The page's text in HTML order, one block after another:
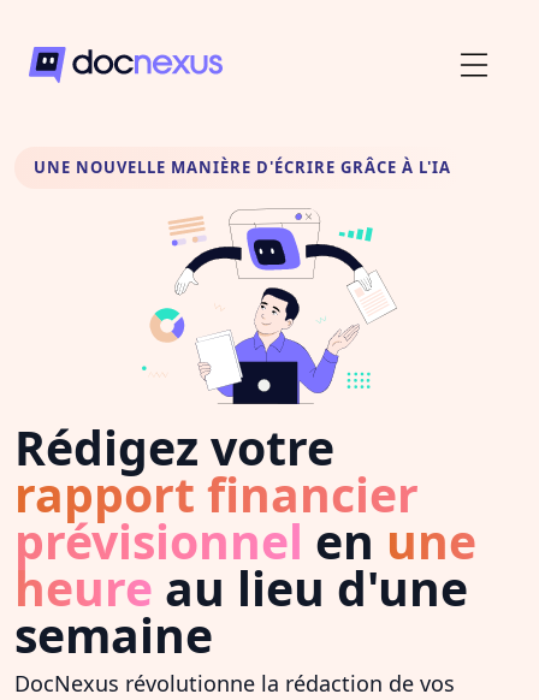
UNE NOUVELLE MANIÈRE D'ÉCRIRE GRÂCE À L'IA
Rédigez votre
rapport financier
prévisionnel en une
heure au lieu d'une
semaine
DocNexus révolutionne la rédaction de vos